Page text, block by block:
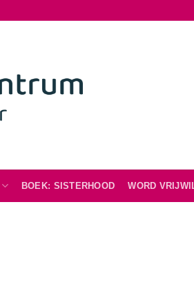
BOEK: SISTERHOOD WORD